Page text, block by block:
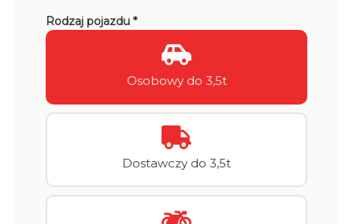
Rodzaj pojazdu *
Osobowy do 3,5t
Dostawczy do 3,5t